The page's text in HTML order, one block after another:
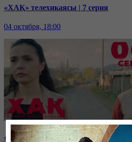
«ХАҚ» телехикаясы | 7 серия
04 октября, 18:00
«ХАҚ» телехикаясы | 6 серия